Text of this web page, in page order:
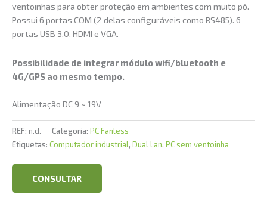
ventoinhas para obter proteção em ambientes com muito pó.
Possui 6 portas COM (2 delas configuráveis como RS485). 6
portas USB 3.0. HDMI e VGA.
Possibilidade de integrar módulo wifi/bluetooth e
4G/GPS ao mesmo tempo.
Alimentação DC 9 ~ 19V
REF: n.d. Categoria: PC Fanless
Etiquetas: Computador industrial, Dual Lan, PC sem ventoinha
CONSULTAR